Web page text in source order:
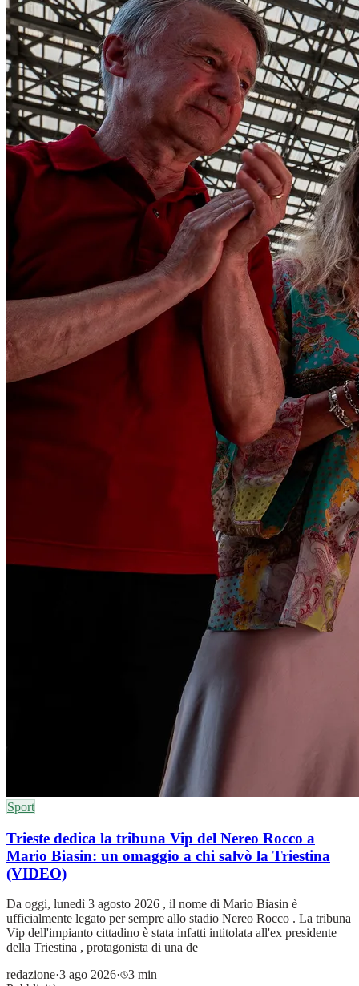
Sport
Trieste dedica la tribuna Vip del Nereo Rocco a
Mario Biasin: un omaggio a chi salvò la Triestina
(VIDEO)
Da oggi, lunedì 3 agosto 2026 , il nome di Mario Biasin è
ufficialmente legato per sempre allo stadio Nereo Rocco . La tribuna
Vip dell'impianto cittadino è stata infatti intitolata all'ex presidente
della Triestina , protagonista di una de
redazione·3 ago 2026·
3 min